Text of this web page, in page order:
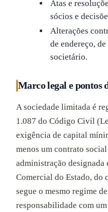
Atas e
sócios e
Alterações
de endereço,
societário.
Marco legal e pontos
A sociedade limitada é
1.087 do Código Civil
exigência de capital
menos um contrato
administração designada
Comercial do Estado, do
segue o mesmo regime
responsabilidade com